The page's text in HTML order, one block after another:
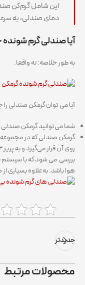
این شامل گرم‌کن
دمای صندلی، به
آیا صندلی گرم
به طور خلاصه: نه واقعا.
آیا می توان گرمکن صندلی
شما می‌توانید گرمکن صندلی
گرمکن صندلی که در
بررسی می شود که با سیستم
هوا باشد. به‌علاوه بسیاری
جدیدتر
محصولات مرتبط